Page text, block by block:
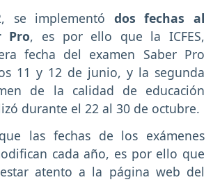
se implementó dos fechas al
Pro, es por ello que la ICFES,
fecha del examen Saber Pro
11 y 12 de junio, y la segunda
de la calidad de educación
durante el 22 al 30 de octubre.
las fechas de los exámenes
cada año, es por ello que
atento a la página web del